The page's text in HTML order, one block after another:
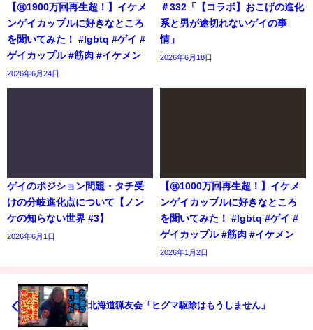
【㊗️1900万回再生超！】イケメ
ンゲイカップルに好きなところ
を聞いてみた！ #lgbtq #ゲイ #
ゲイカップル #筋肉 #イケメン
2026年6月24日
＃332「【コラボ】おこげの進化
系と男が途切れないゲイの事
情」
2026年6月18日
ゲイのポジション問題・タチ受
けの分岐進化点について【ノン
ケの知らない世界 #3】
2026年6月1日
【㊗️1000万回再生超！】イケメ
ンゲイカップルに好きなところ
を聞いてみた！ #lgbtq #ゲイ #
ゲイカップル #筋肉 #イケメン
2026年1月2日
北海道猟友会「ヒグマ駆除はもうしません」